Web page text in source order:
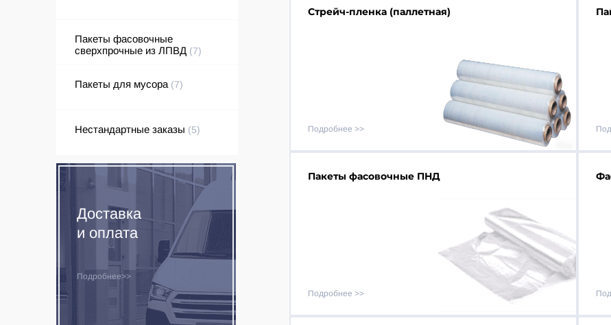
Пакеты фасовочные
сверхпрочные из ЛПВД (7)
Пакеты для мусора (7)
Нестандартные заказы (5)
Доставка
и оплата
Подробнее
Стрейч-пленка (паллетная)
Подробнее
Пакеты фасовочные ПНД
Подробнее